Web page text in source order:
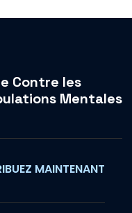
Contre les
Mentales
MAINTENANT